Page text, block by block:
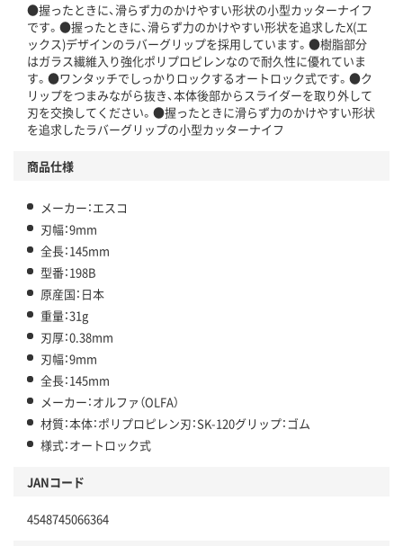
●握ったときに、滑らず力のかけやすい形状の小型カッターナイフ
です。●握ったときに、滑らず力のかけやすい形状を追求したX(エ
ックス)デザインのラバーグリップを採用しています。●樹脂部分
はガラス繊維入り強化ポリプロピレンなので耐久性に優れていま
す。●ワンタッチでしっかりロックするオートロック式です。●ク
リップをつまみながら抜き、本体後部からスライダーを取り外して
刃を交換してください。●握ったときに滑らず力のかけやすい形状
を追求したラバーグリップの小型カッターナイフ
商品仕様
メーカー：エスコ
刃幅：9mm
全長：145mm
型番：198B
原産国：日本
重量：31g
刃厚：0.38mm
刃幅：9mm
全長：145mm
メーカー：オルファ（OLFA）
材質：本体：ポリプロピレン刃：SK-120グリップ：ゴム
様式：オートロック式
JANコード
4548745066364